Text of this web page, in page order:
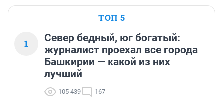
ТОП 5
1
Север бедный, юг богатый:
журналист проехал все города
Башкирии — какой из них
лучший
105 439 167